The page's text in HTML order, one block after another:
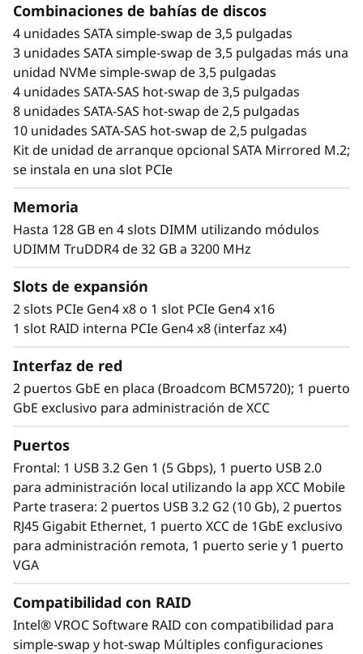
Xeon®E-2300 ofrecen mayor rendimiento en
cargas de trabajo con un precio muy reducido.
Flexible, escalable y fácil de administrar
El ThinkSystem SR250 V2 ofrece flexibilidad
mediante múltiples configuraciones de
memoria TruDDR4, compatibilidad con GPU y
gran diversidad de opciones de
almacenamiento. Ideal para infraestructura
informática, servidores web, virtualización y
El SR250 V2 incluye Lenovo XClarity Controller,
que estandariza y automatiza las tareas de
administración del servidor.
La aplicación virtualizada XClarity
ThinkSystem, reduciendo costes y acelerando
el aprovisionamiento de la infraestructura.
Combinaciones de bahías de discos
4 unidades SATA simple-swap de 3,5 pulgadas
3 unidades SATA simple-swap de 3,5 pulgadas más una
unidad NVMe simple-swap de 3,5 pulgadas
4 unidades SATA-SAS hot-swap de 3,5 pulgadas
8 unidades SATA-SAS hot-swap de 2,5 pulgadas
10 unidades SATA-SAS hot-swap de 2,5 pulgadas
Kit de unidad de arranque opcional SATA Mirrored M.2;
se instala en una slot PCIe
Memoria
Hasta 128 GB en 4 slots DIMM utilizando módulos
UDIMM TruDDR4 de 32 GB a 3200 MHz
Slots de expansión
2 slots PCIe Gen4 x8 o 1 slot PCIe Gen4 x16
1 slot RAID interna PCIe Gen4 x8 (interfaz x4)
Interfaz de red
2 puertos GbE en placa (Broadcom BCM5720); 1 puerto
GbE exclusivo para administración de XCC
Puertos
Frontal: 1 USB 3.2 Gen 1 (5 Gbps), 1 puerto USB 2.0
para administración local utilizando la app XCC Mobile
Parte trasera: 2 puertos USB 3.2 G2 (10 Gb), 2 puertos
RJ45 Gigabit Ethernet, 1 puerto XCC de 1GbE exclusivo
para administración remota, 1 puerto serie y 1 puerto
VGA
Compatibilidad con RAID
Intel® VROC Software RAID con compatibilidad para
simple-swap y hot-swap Múltiples configuraciones